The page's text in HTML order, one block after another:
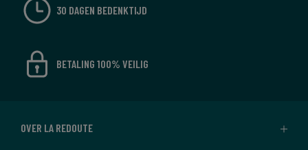
30 DAGEN BEDENKTIJD
BETALING 100% VEILIG
OVER LA REDOUTE